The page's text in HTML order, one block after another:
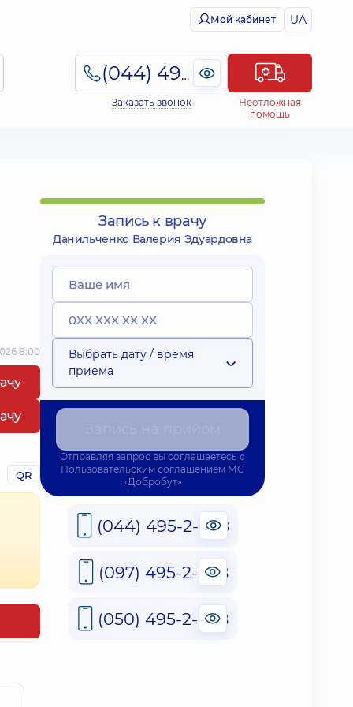
Мой кабинет UA
(044) 495-2-888
Заказать звонок
Неотложная
помощь
8:00
QR
Запись к врачу
Данильченко Валерия Эдуардовна
Выбрать дату / время
приема
Отправляя запрос вы соглашаетесь с
Пользовательским соглашением МС
«Добробут»
(044) 495-2-888
(097) 495-2-888
(050) 495-2-888